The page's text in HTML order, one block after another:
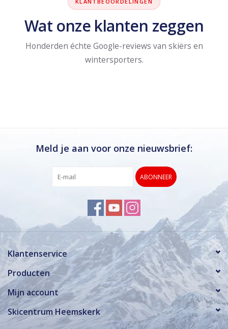
Wat onze klanten zeggen
Honderden échte Google-reviews van skiërs en
wintersporters.
Meld je aan voor onze nieuwsbrief:
ABONNEER
Klantenservice
Producten
Mijn account
Skicentrum Heemskerk